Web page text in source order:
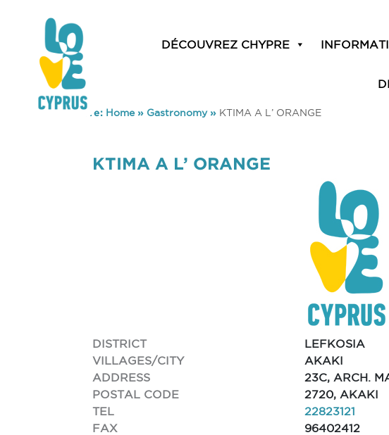
DÉCOUVREZ CHYPRE
You are here: Home» Gastronomy» KTIMA A L’ ORANGE
KTIMA A L’ ORANGE
DISTRICT
LEFKOSIA
VILLAGES/CITY
AKAKI
ADDRESS
23C, ARCH.
POSTAL CODE
2720, AKAKI
TEL
22823121
FAX
96402412